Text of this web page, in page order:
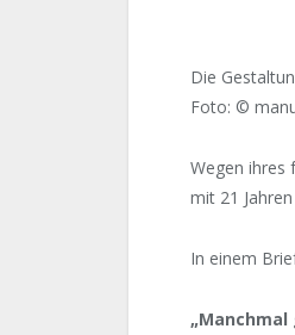
Die
Foto: ©
Wegen ihres
mit 21
In einem